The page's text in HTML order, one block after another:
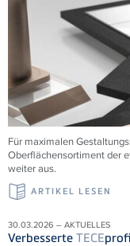
Für maximalen
Oberflächensortiment der
weiter aus.
ARTIKEL LESEN
30.03.2026 – AKTUELLES
Verbesserte TECE